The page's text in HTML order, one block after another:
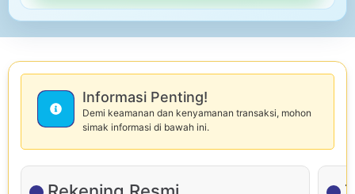
Informasi Penting!
Demi keamanan dan kenyamanan transaksi, mohon
simak informasi di bawah ini.